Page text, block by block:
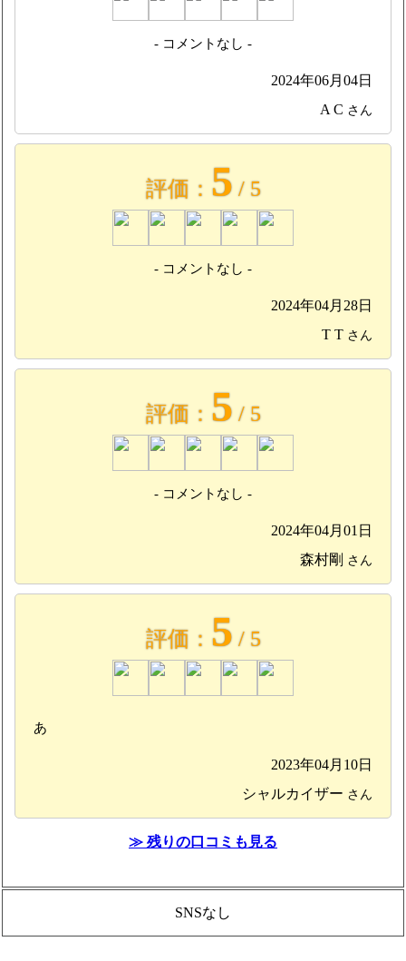
- コメントなし -
2024年06月04日
A C さん
評価： 5 / 5
- コメントなし -
2024年04月28日
T T さん
評価： 5 / 5
- コメントなし -
2024年04月01日
森村剛 さん
評価： 5 / 5
あ
2023年04月10日
シャルカイザー さん
≫ 残りの口コミも見る
SNSなし